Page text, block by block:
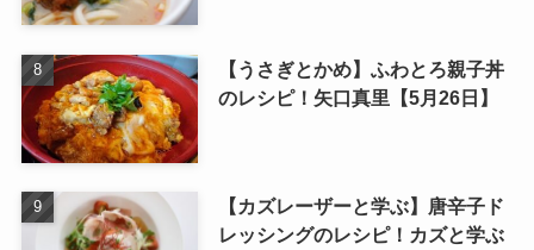
【うさぎとかめ】ふわとろ親子丼
のレシピ！矢口真里【5月26日】
【カズレーザーと学ぶ】唐辛子ド
レッシングのレシピ！カズと学ぶ